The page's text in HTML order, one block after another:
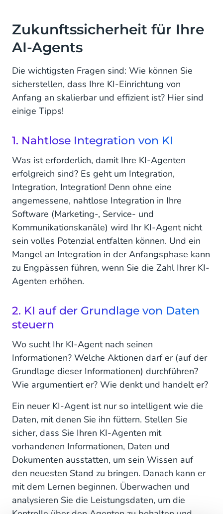
Zukunftssicherheit für Ihre
AI-Agents
Die wichtigsten Fragen sind: Wie können Sie
sicherstellen, dass Ihre KI-Einrichtung von
Anfang an skalierbar und effizient ist? Hier sind
einige Tipps!
1. Nahtlose Integration von KI
Was ist erforderlich, damit Ihre KI-Agenten
erfolgreich sind? Es geht um Integration,
Integration, Integration! Denn ohne eine
angemessene, nahtlose Integration in Ihre
Software (Marketing-, Service- und
Kommunikationskanäle) wird Ihr KI-Agent nicht
sein volles Potenzial entfalten können. Und ein
Mangel an Integration in der Anfangsphase kann
zu Engpässen führen, wenn Sie die Zahl Ihrer KI-
Agenten erhöhen.
2. KI auf der Grundlage von Daten
steuern
Wo sucht Ihr KI-Agent nach seinen
Informationen? Welche Aktionen darf er (auf der
Grundlage dieser Informationen) durchführen?
Wie argumentiert er? Wie denkt und handelt er?
Ein neuer KI-Agent ist nur so intelligent wie die
Daten, mit denen Sie ihn füttern. Stellen Sie
sicher, dass Sie Ihren KI-Agenten mit
vorhandenen Informationen, Daten und
Dokumenten ausstatten, um sein Wissen auf
den neuesten Stand zu bringen. Danach kann er
mit dem Lernen beginnen. Überwachen und
analysieren Sie die Leistungsdaten, um die